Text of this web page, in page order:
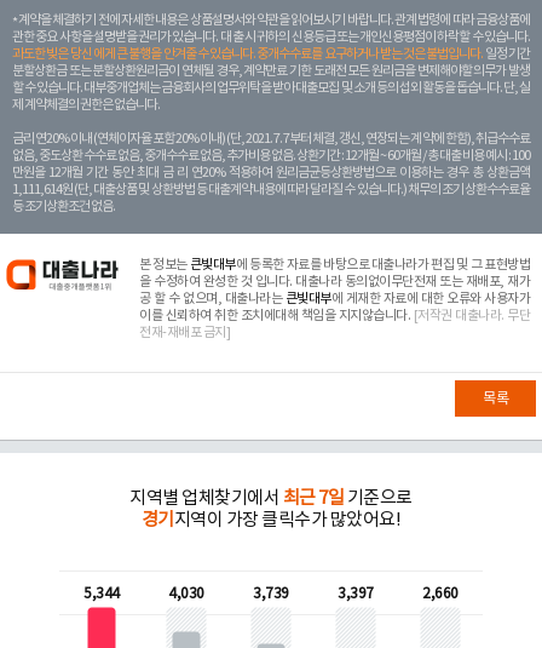
계약을 체결하기 전에 자세한 내용은 상품설명서와 약관을 읽어보시기 바랍니다. 관계 법령에 따라 금융상품에
관한 중요 사항을 설명받을 권리가 있습니다. 대 출 시 귀하의 신용등급 또는 개인신용평점이 하락할 수 있습니다.
과도한 빚은 당신 에게 큰 불행을 안겨줄 수 있습니다. 중개수수료를 요구하거나 받는 것은 불법입니다. 일정 기간
분할상환금 또는 분할상환원리금이 연체될 경우, 계약만료 기한 도래전 모든 원리금을 변제해야할 의무가 발생
할 수 있습니다. 대부중개업체는 금융회사의 업무위탁을 받아 대출모집 및 소개 등의 섭외 활동을 돕습니다. 단, 실
제 계약체결의 권한은 없습니다.
금리 연20% 이내 (연체이자율 포함 20% 이내) (단, 2021. 7. 7부터 체결, 갱신, 연장되는 계 약에 한함), 취급수수료
없음, 중도상환 수수료 없음, 중개수수료 없음, 추가비용 없음. 상환기간 : 12개월 ~ 60개월 / 총 대출 비용 예시 : 100
만원을 12개월 기간 동안 최대 금 리 연20% 적용하여 원리금균등상환방법으로 이용하는 경우 총 상환금액
1,111,614원 (단, 대출상품 및 상환방법 등 대출계약 내용에 따라 달라질 수 있습니다.) 채무의 조기 상환수수료율
등 조기상환조건 없음.
본 정보는 큰빛대부에 등록한 자료를 바탕으로 대출나라가 편집 및 그 표현방법
을 수정하여 완성한 것 입니다. 대출나라 동의없이무단전재 또는 재배포, 재가
공 할 수 없으며, 대출나라는 큰빛대부에 게재한 자료에 대한 오류와 사용자가
이를 신뢰하여 취한 조치에대해 책임을 지지않습니다. [저작권 대출나라. 무단
전재-재배포 금지]
목록
지역별 업체찾기에서 최근 7일 기준으로
경기 지역이 가장 클릭수가 많았어요!
5,344 4,030 3,739 3,397 2,660